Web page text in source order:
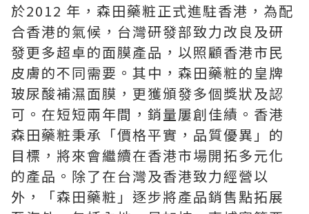
於2012 年，森田藥粧正式進駐香港，為配
合香港的氣候，台灣研發部致力改良及研
發更多超卓的面膜產品，以照顧香港市民
皮膚的不同需要。其中，森田藥粧的皇牌
玻尿酸補濕面膜，更獲頒發多個獎狀及認
可。在短短兩年間，銷量屢創佳績。香港
森田藥粧秉承「價格平實，品質優異」的
目標，將來會繼續在香港市場開拓多元化
的產品。除了在台灣及香港致力經營以
外，「森田藥粧」逐步將產品銷售點拓展